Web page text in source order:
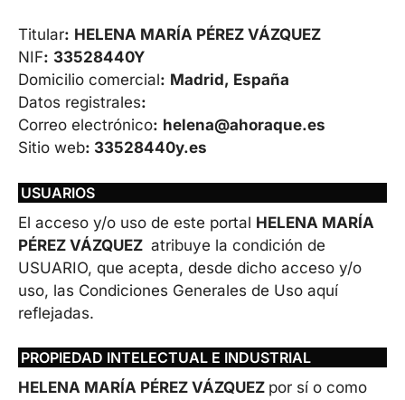
Titular: HELENA MARÍA PÉREZ VÁZQUEZ
NIF: 33528440Y
Domicilio comercial: Madrid, España
Datos registrales:
Correo electrónico: helena@ahoraque.es
Sitio web: 33528440y.es
USUARIOS
El acceso y/o uso de este portal HELENA MARÍA
PÉREZ VÁZQUEZ atribuye la condición de
USUARIO, que acepta, desde dicho acceso y/o
uso, las Condiciones Generales de Uso aquí
reflejadas.
PROPIEDAD INTELECTUAL E INDUSTRIAL
HELENA MARÍA PÉREZ VÁZQUEZ por sí o como